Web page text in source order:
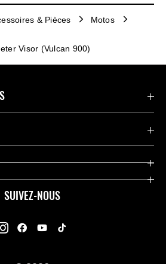
& Pièces
Motos
Visor (Vulcan 900)
SUIVEZ-NOUS